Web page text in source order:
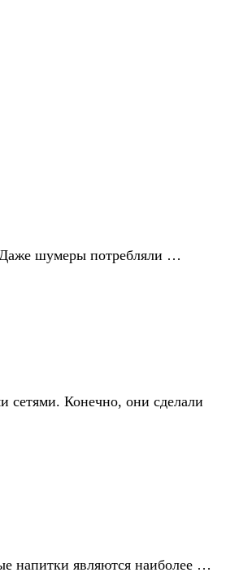
Даже шумеры потребляли …
сетями. Конечно, они сделали
напитки являются наиболее …